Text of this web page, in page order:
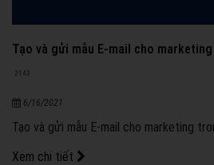
Tạo và gửi mẫu E-mail cho
2143
6/16/2021
Tạo và gửi mẫu E-mail cho marketing
Xem chi tiết